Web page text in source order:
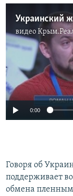
видео
No
0:00
Говоря об
поддерживает
обмена